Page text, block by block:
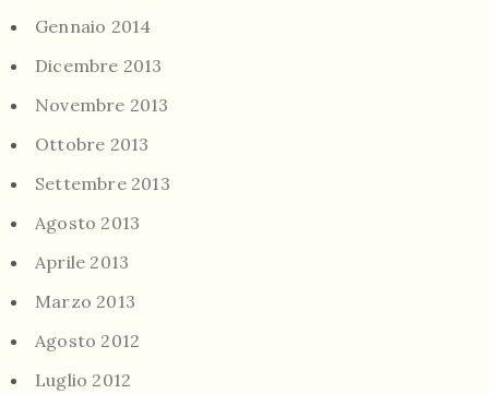
Gennaio 2014
Dicembre 2013
Novembre 2013
Ottobre 2013
Settembre 2013
Agosto 2013
Aprile 2013
Marzo 2013
Agosto 2012
Luglio 2012